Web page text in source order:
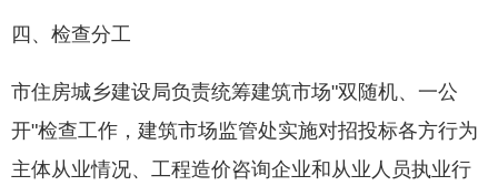
四、检查分工
市住房城乡建设局负责统筹建筑市场"双随机、一公
开"检查工作，建筑市场监管处实施对招投标各方行为
主体从业情况、工程造价咨询企业和从业人员执业行